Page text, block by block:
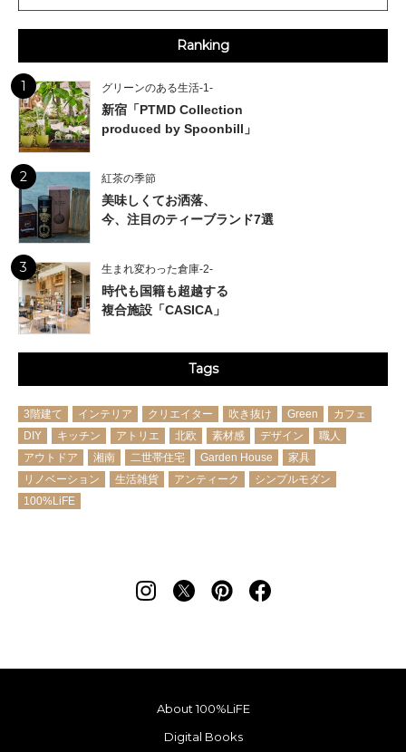
Ranking
1 グリーンのある生活-1-
新宿「PTMD Collection
produced by Spoonbill」
2 紅茶の季節
美味しくてお洒落、
今、注目のティーブランド7選
3 生まれ変わった倉庫-2-
時代も国籍も超越する
複合施設「CASICA」
Tags
3階建て インテリア クリエイター 吹き抜け Green
カフェ
DIY
キッチン アトリエ 北欧 素材感 デザイン
職人
アウトドア
湘南 二世帯住宅 Garden House
家具
リノベーション
生活雑貨 アンティーク
シンプルモダン
100%LiFE
About 100%LiFE
Digital Books